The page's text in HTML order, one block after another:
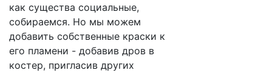
как существа социальные,
собираемся. Но мы можем
добавить собственные краски к
его пламени - добавив дров в
костер, пригласив других